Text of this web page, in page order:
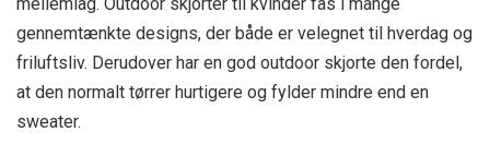
gennemtænkte designs, der både er velegnet til hverdag og
friluftsliv. Derudover har en god outdoor skjorte den fordel,
at den normalt tørrer hurtigere og fylder mindre end en
sweater.